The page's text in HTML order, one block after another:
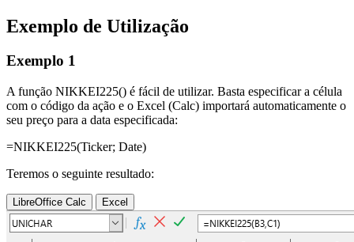
Exemplo de Utilização
Exemplo 1
A função NIKKEI225() é fácil de utilizar. Basta especificar a célula
com o código da ação e o Excel (Calc) importará automaticamente o
seu preço para a data especificada:
=NIKKEI225(Ticker; Date)
Teremos o seguinte resultado:
LibreOffice Calc Excel